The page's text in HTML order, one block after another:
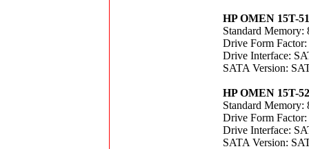
HP OMEN 15T-
Standard
Drive Form
Drive Interface:
SATA Version:
HP OMEN 15T-
Standard
Drive Form
Drive Interface:
SATA Version: